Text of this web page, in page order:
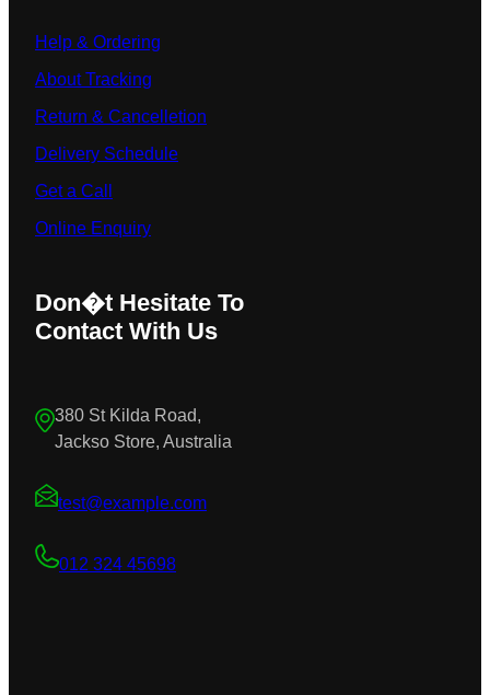
Help & Ordering
About Tracking
Return & Cancelletion
Delivery Schedule
Get a Call
Online Enquiry
Don�t Hesitate To
Contact With Us
380 St Kilda Road,
Jackso Store, Australia
test@example.com
012 324 45698